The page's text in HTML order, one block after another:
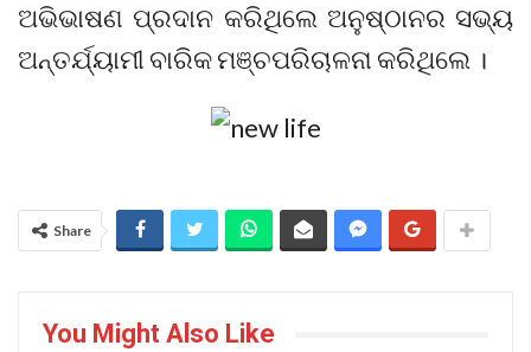
ଅଭିଭାଷଣ ପ୍ରଦାନ କରିଥିଲେ ଅନୁଷ୍ଠାନର ସଭ୍ୟ
ଅନ୍ତର୍ଯ୍ୟାମୀ ବାରିକ ମଞ୍ଚପରିଚାଳନା କରିଥିଲେ ।
Share
You Might Also Like